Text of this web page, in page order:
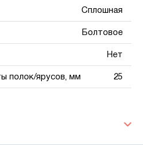
Сплошная
Болтовое
Нет
полок/ярусов, мм 25